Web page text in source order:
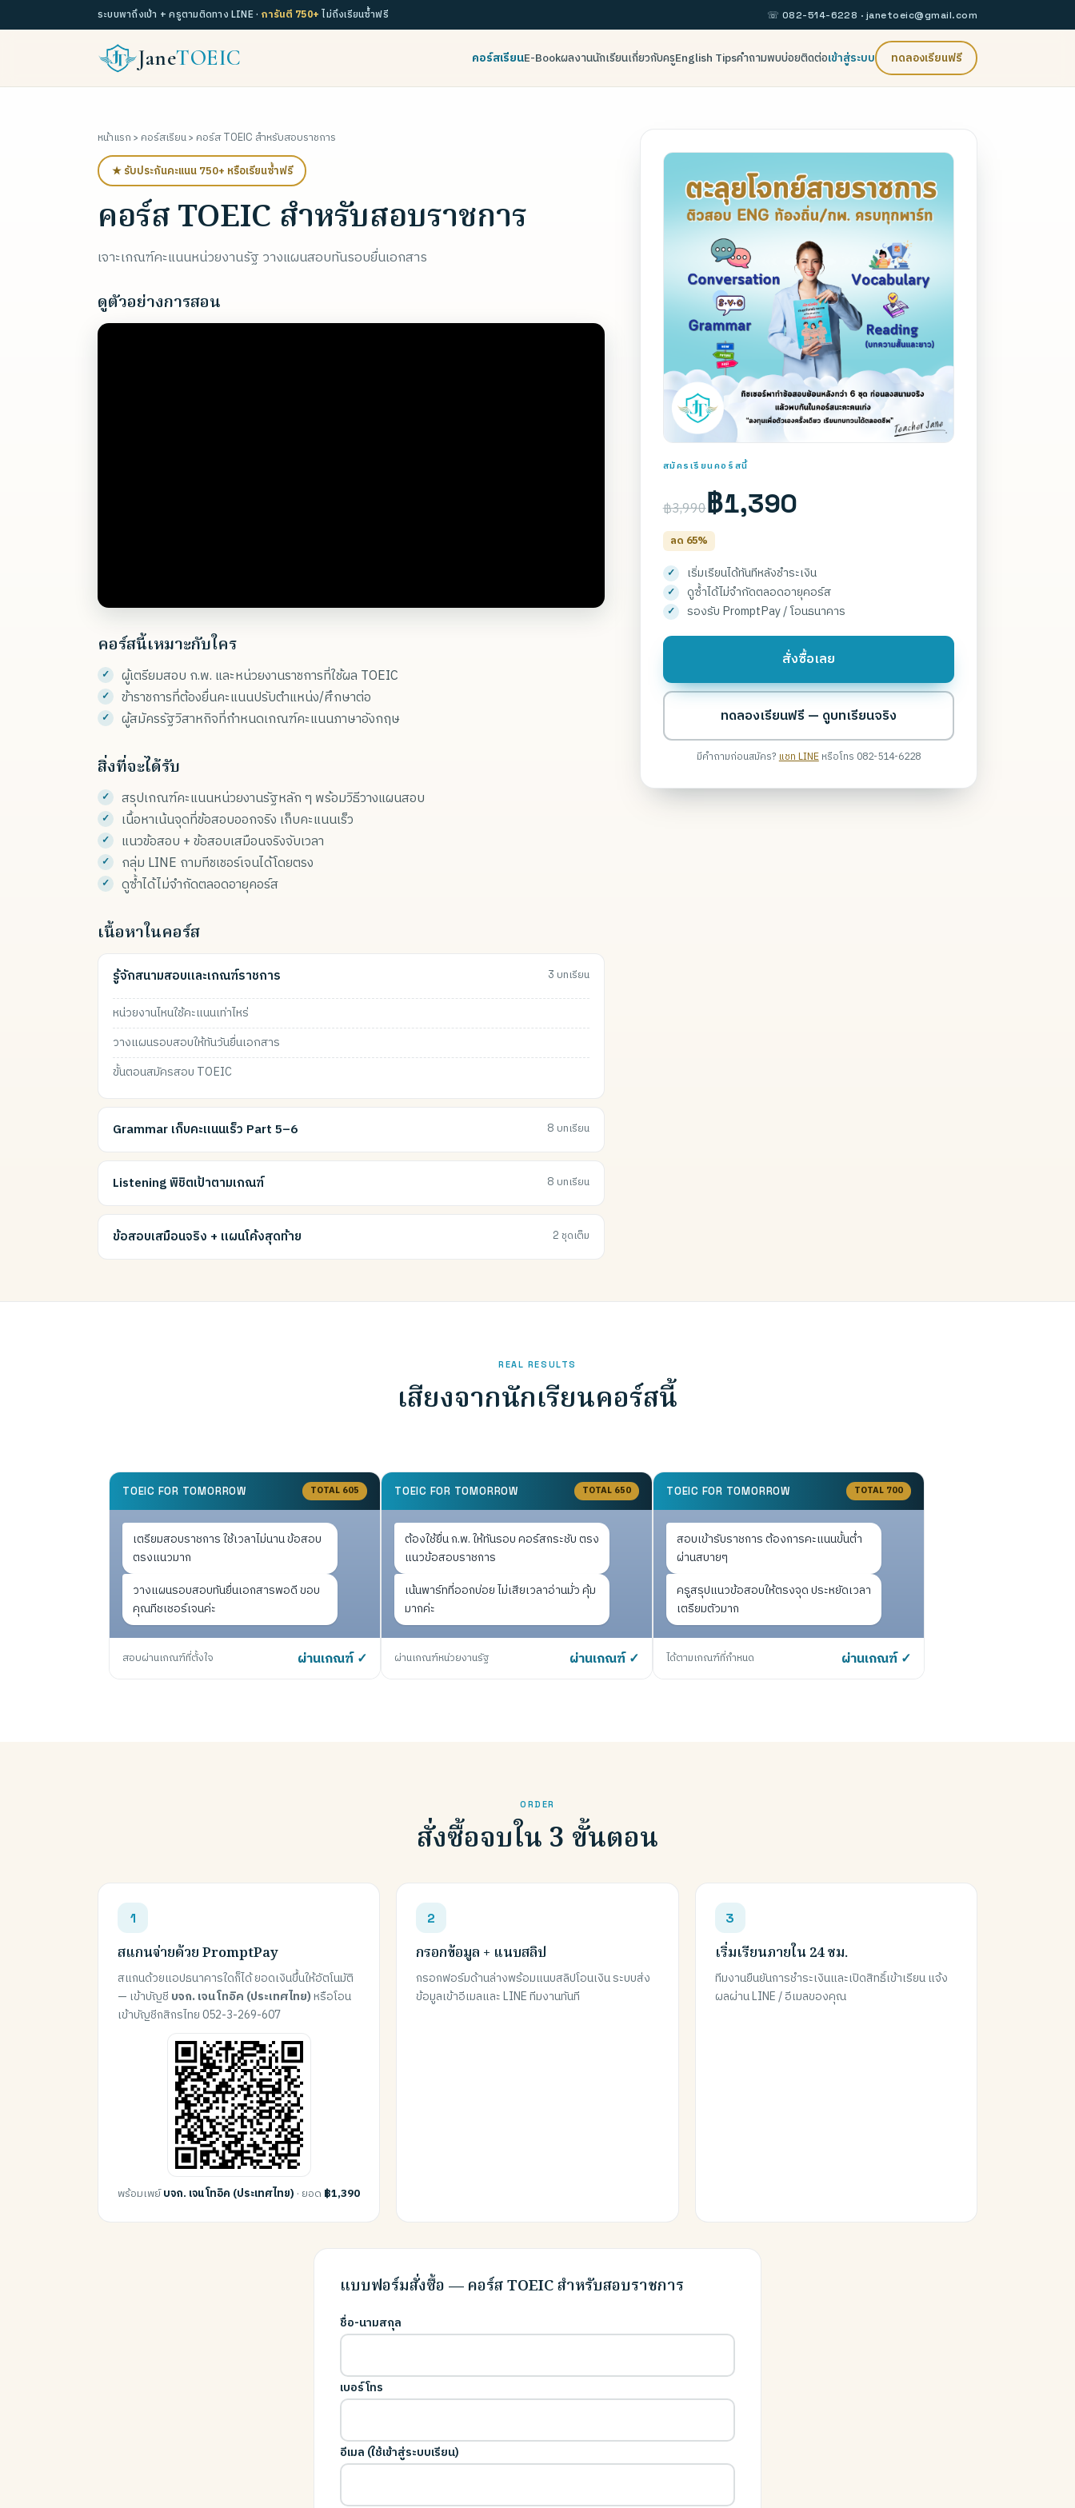
ระบบพาถึงเป้า + ครูตามติดทาง LINE · การันตี 750+ ไม่ถึงเรียนซ้ำฟรี ☏ 082-514-6228 · janetoeic@gmail.com
JaneTOEIC คอร์สเรียนE-Bookผลงานนักเรียนเกี่ยวกับครูEnglish Tipsคำถามพบบ่อยติดต่อเข้าสู่ระบบ ทดลองเรียนฟรี
หน้าแรก › คอร์สเรียน› คอร์ส TOEIC สำหรับสอบราชการ
★ รับประกันคะแนน 750+ หรือเรียนซ้ำฟรี
คอร์ส TOEIC สำหรับสอบราชการ
เจาะเกณฑ์คะแนนหน่วยงานรัฐ วางแผนสอบทันรอบยื่นเอกสาร
ดูตัวอย่างการสอน
คอร์สนี้เหมาะกับใคร
ผู้เตรียมสอบ ก.พ. และหน่วยงานราชการที่ใช้ผล TOEIC
ข้าราชการที่ต้องยื่นคะแนนปรับตำแหน่ง/ศึกษาต่อ
ผู้สมัครรัฐวิสาหกิจที่กำหนดเกณฑ์คะแนนภาษาอังกฤษ
สิ่งที่จะได้รับ
สรุปเกณฑ์คะแนนหน่วยงานรัฐหลัก ๆ พร้อมวิธีวางแผนสอบ
เนื้อหาเน้นจุดที่ข้อสอบออกจริง เก็บคะแนนเร็ว
แนวข้อสอบ + ข้อสอบเสมือนจริงจับเวลา
กลุ่ม LINE ถามทีชเชอร์เจนได้โดยตรง
ดูซ้ำได้ไม่จำกัดตลอดอายุคอร์ส
เนื้อหาในคอร์ส
รู้จักสนามสอบและเกณฑ์ราชการ 3 บทเรียน
หน่วยงานไหนใช้คะแนนเท่าไหร่
วางแผนรอบสอบให้ทันวันยื่นเอกสาร
ขั้นตอนสมัครสอบ TOEIC
Grammar เก็บคะแนนเร็ว Part 5–6 8 บทเรียน
Listening พิชิตเป้าตามเกณฑ์ 8 บทเรียน
ข้อสอบเสมือนจริง + แผนโค้งสุดท้าย 2 ชุดเต็ม
สมัครเรียนคอร์สนี้
฿3,990฿1,390
ลด 65%
เริ่มเรียนได้ทันทีหลังชำระเงิน
ดูซ้ำได้ไม่จำกัดตลอดอายุคอร์ส
รองรับ PromptPay / โอนธนาคาร
สั่งซื้อเลย
ทดลองเรียนฟรี — ดูบทเรียนจริง
มีคำถามก่อนสมัคร?แชท LINEหรือโทร 082-514-6228
REAL RESULTS
เสียงจากนักเรียนคอร์สนี้
TOEIC FOR TOMORROW TOTAL 605
เตรียมสอบราชการ ใช้เวลาไม่นาน ข้อสอบ
ตรงแนวมาก
วางแผนรอบสอบทันยื่นเอกสารพอดี ขอบ
คุณทีชเชอร์เจนค่ะ
สอบผ่านเกณฑ์ที่ตั้งใจ ผ่านเกณฑ์ ✓
TOEIC FOR TOMORROW TOTAL 650
ต้องใช้ยื่น ก.พ. ให้ทันรอบ คอร์สกระชับ ตรง
แนวข้อสอบราชการ
เน้นพาร์ทที่ออกบ่อย ไม่เสียเวลาอ่านมั่ว คุ้ม
มากค่ะ
ผ่านเกณฑ์หน่วยงานรัฐ ผ่านเกณฑ์ ✓
TOEIC FOR TOMORROW TOTAL 700
สอบเข้ารับราชการ ต้องการคะแนนขั้นต่ำ
ผ่านสบายๆ
ครูสรุปแนวข้อสอบให้ตรงจุด ประหยัดเวลา
เตรียมตัวมาก
ได้ตามเกณฑ์ที่กำหนด ผ่านเกณฑ์ ✓
ORDER
สั่งซื้อจบใน 3 ขั้นตอน
สแกนจ่ายด้วย PromptPay
สแกนด้วยแอปธนาคารใดก็ได้ ยอดเงินขึ้นให้อัตโนมัติ
— เข้าบัญชี บจก. เจน โทอิค (ประเทศไทย)หรือโอน
เข้าบัญชีกสิกรไทย 052-3-269-607
พร้อมเพย์บจก. เจน โทอิค (ประเทศไทย) · ยอด ฿1,390
กรอกข้อมูล + แนบสลิป
กรอกฟอร์มด้านล่างพร้อมแนบสลิปโอนเงิน ระบบส่ง
ข้อมูลเข้าอีเมลและ LINE ทีมงานทันที
เริ่มเรียนภายใน 24 ชม.
ทีมงานยืนยันการชำระเงินและเปิดสิทธิ์เข้าเรียน แจ้ง
ผลผ่าน LINE / อีเมลของคุณ
แบบฟอร์มสั่งซื้อ — คอร์ส TOEIC สำหรับสอบราชการ
ชื่อ-นามสกุล
เบอร์โทร
อีเมล (ใช้เข้าสู่ระบบเรียน)